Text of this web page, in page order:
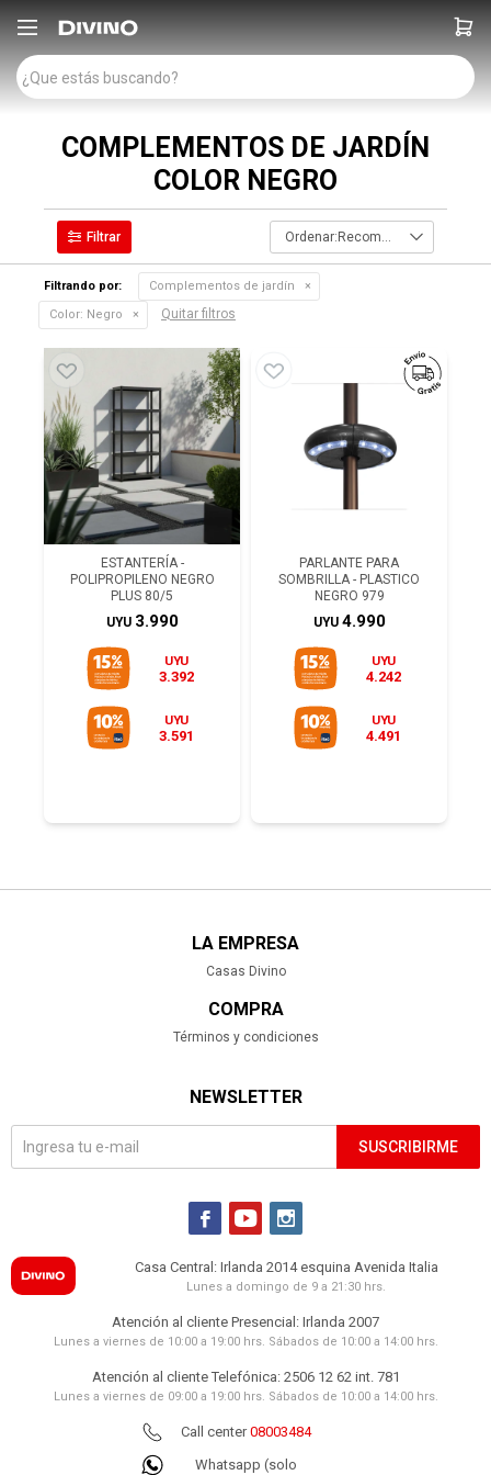

COMPLEMENTOS DE JARDÍN
COLOR NEGRO
Recomendados
Filtrando por:
Complementos de jardín
Color: Negro Quitar filtros
ESTANTERÍA -
POLIPROPILENO NEGRO
PLUS 80/5
UYU 3.990
UYU
3.392
UYU
3.591
PARLANTE PARA
SOMBRILLA - PLASTICO
NEGRO 979
UYU 4.990
UYU
4.242
UYU
4.491
LA EMPRESA
Casas Divino
COMPRA
Términos y condiciones
NEWSLETTER
SUSCRIBIRME
  
Casa Central: Irlanda 2014 esquina Avenida Italia
Lunes a domingo de 9 a 21:30 hrs.
Atención al cliente Presencial: Irlanda 2007
Lunes a viernes de 10:00 a 19:00 hrs. Sábados de 10:00 a 14:00 hrs.
Atención al cliente Telefónica: 2506 12 62 int. 781
Lunes a viernes de 09:00 a 19:00 hrs. Sábados de 10:00 a 14:00 hrs.
Call center08003484
Whatsapp (solo